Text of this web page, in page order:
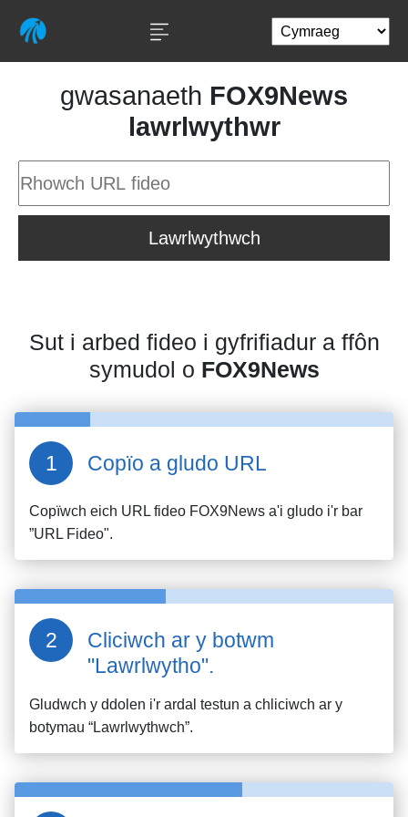
gwasanaeth FOX9News
lawrlwythwr
Lawrlwythwch
Sut i arbed fideo i gyfrifiadur a ffôn
symudol o FOX9News
Copïo a gludo URL
Copïwch eich URL fideo FOX9News a'i gludo i'r bar
”URL Fideo".
Cliciwch ar y botwm
"Lawrlwytho".
Gludwch y ddolen i'r ardal testun a chliciwch ar y
botymau “Lawrlwythwch”.